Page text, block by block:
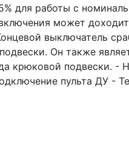
для работы с
может
выключатель
Он также
крюковой подвески. -
пульта ДУ -